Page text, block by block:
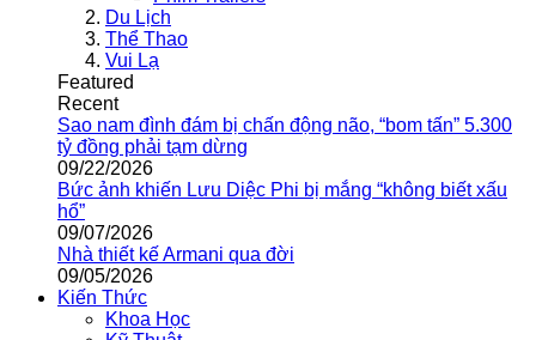
Du Lịch
Thể Thao
Vui Lạ
Featured
Recent
Sao nam đình đám bị chấn động não, “bom tấn” 5.300
tỷ đồng phải tạm dừng
09/22/2026
Bức ảnh khiến Lưu Diệc Phi bị mắng “không biết xấu
hổ”
09/07/2026
Nhà thiết kế Armani qua đời
09/05/2026
Kiến Thức
Khoa Học